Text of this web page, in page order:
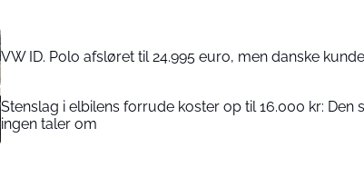
VW ID. Polo afsløret til 24.995 euro, men danske
Stenslag i elbilens forrude koster op til 16.000 kr: Den
ingen taler om